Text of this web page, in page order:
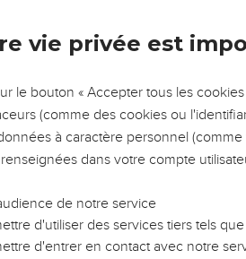
les villes et leurs habitants. Les
les sabots de ses puissants
de leurs roues. Les pères ne
tous les Philistins vont connaître la
de Caphtor.
est réduite au silence. Vous, les
vie privée est
le bouton « Accepter tous les
(comme des cookies ou
à caractère personnel
dans votre compte
de notre service
d'utiliser des services tiers tels
d'entrer en contact avec notre